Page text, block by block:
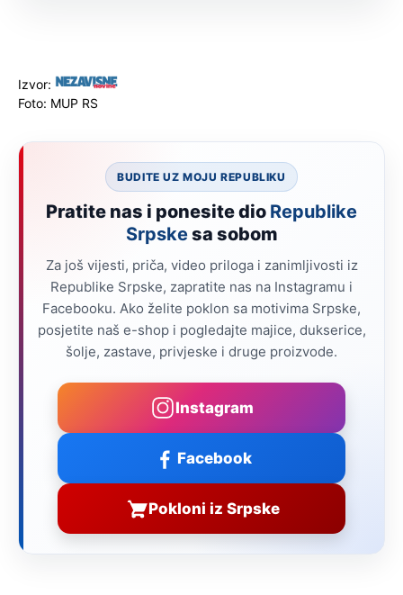
Izvor:
Foto: MUP RS
BUDITE UZ MOJU REPUBLIKU
Pratite nas i ponesite dio Republike
Srpskesa sobom
Za još vijesti, priča, video priloga i zanimljivosti iz
Republike Srpske, zapratite nas na Instagramu i
Facebooku. Ako želite poklon sa motivima Srpske,
posjetite naš e-shop i pogledajte majice, dukserice,
šolje, zastave, privjeske i druge proizvode.
Instagram
Facebook
Pokloni iz Srpske